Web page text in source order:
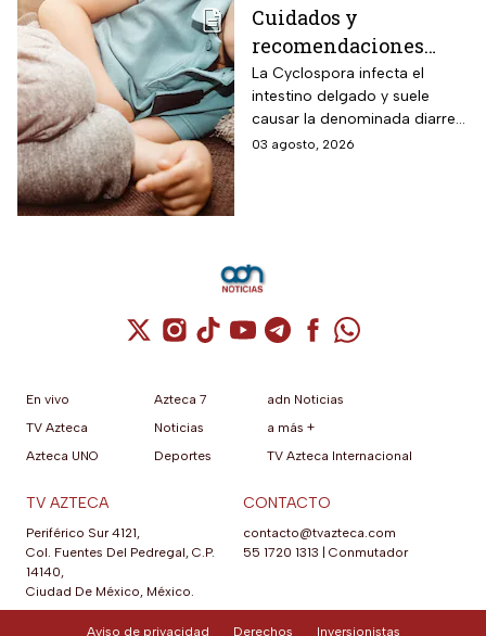
Cuidados y
recomendaciones
para niños ante los
riesgos por cyclospora
La Cyclospora infecta el
intestino delgado y suele
causar la denominada diarrea
explosiva, de acuerdo con
03 agosto, 2026
Cuenta de X / Twitter (se abre en una
Cuenta de Instagram (se abre en una
Cuenta de TikTok (se abre en
Cuenta de YouTube (se abre
Cuenta de Telegram (se
Cuenta de
Cuenta de
En vivo
TV Azteca
Azteca UNO
Azteca 7
Noticias
Deportes
adn Noticias
a más +
TV Azteca Internacional
TV AZTECA
Periférico Sur 4121,
Col. Fuentes Del Pedregal, C.P.
14140,
Ciudad De México, México.
CONTACTO
contacto@tvazteca.com
55 1720 1313
Conmutador
Aviso de privacidad Derechos Inversionistas